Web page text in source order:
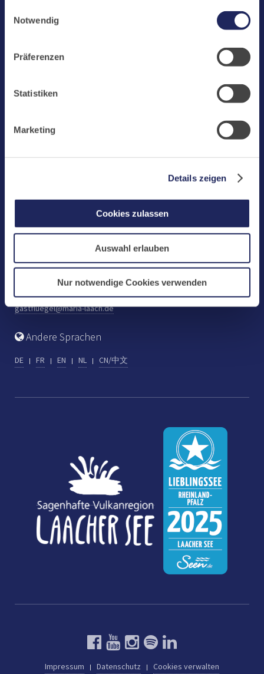
challenges.cloudflare.com: Wir verwenden das online
Buchungssystem MEWS in unserem Hotel und unserem
übermittelt. Cookies von eu5.bookingkit.de: Wir
Buchungen von Bibliotheks- und Klosterführungen. Um
Buchungen durchführen zu können akzeptieren Sie bitte
Notwendig
Präferenzen
Statistiken
Marketing
Details zeigen
Cookies zulassen
Auswahl erlauben
Nur notwendige Cookies verwenden
Laacher See
Jobs
Fax: +49 (0) 2652 59-359
www.maria-laach.de
Tel: +49 (0) 2652 59-313
Fax: +49 (0) 2652 59-282
gastfluegel@maria-laach.de
Andere Sprachen
DE FR EN NL CN/中文
Impressum Datenschutz Cookies verwalten